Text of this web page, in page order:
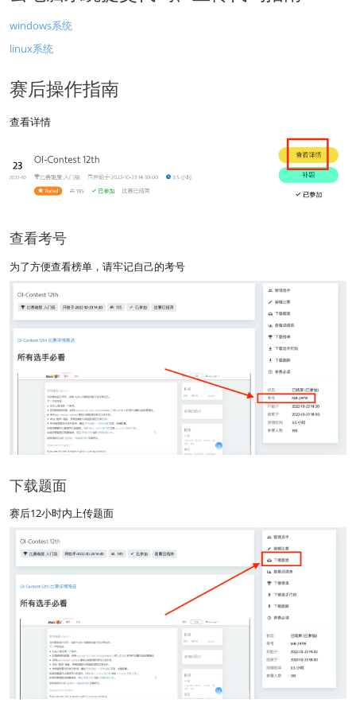
windows系统
linux系统
赛后操作指南
查看详情
查看考号
为了方便查看榜单，请牢记自己的考号
下载题面
赛后12小时内上传题面